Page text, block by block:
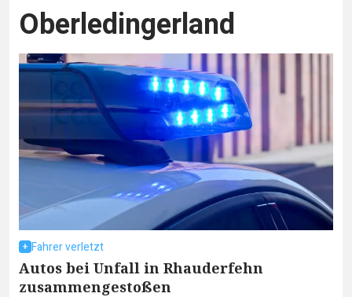
Oberledingerland
Fahrer verletzt
Autos bei Unfall in Rhauderfehn
zusammengestoßen